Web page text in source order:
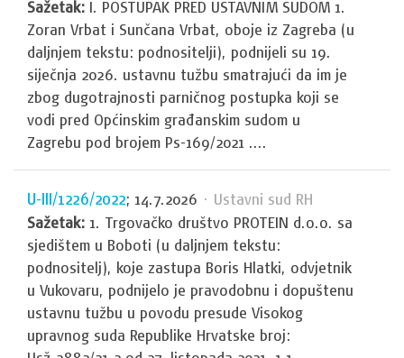
Sažetak: I. POSTUPAK PRED USTAVNIM SUDOM 1.
Zoran Vrbat i Sunčana Vrbat, oboje iz Zagreba (u
daljnjem tekstu: podnositelji), podnijeli su 19.
siječnja 2026. ustavnu tužbu smatrajući da im je
zbog dugotrajnosti parničnog postupka koji se
vodi pred Općinskim građanskim sudom u
Zagrebu pod brojem Ps-169/2021 ....
U-III/1226/2022; 14.7.2026 · Ustavni sud RH
Sažetak: 1. Trgovačko društvo PROTEIN d.o.o. sa
sjedištem u Boboti (u daljnjem tekstu:
podnositelj), koje zastupa Boris Hlatki, odvjetnik
u Vukovaru, podnijelo je pravodobnu i dopuštenu
ustavnu tužbu u povodu presude Visokog
upravnog suda Republike Hrvatske broj: